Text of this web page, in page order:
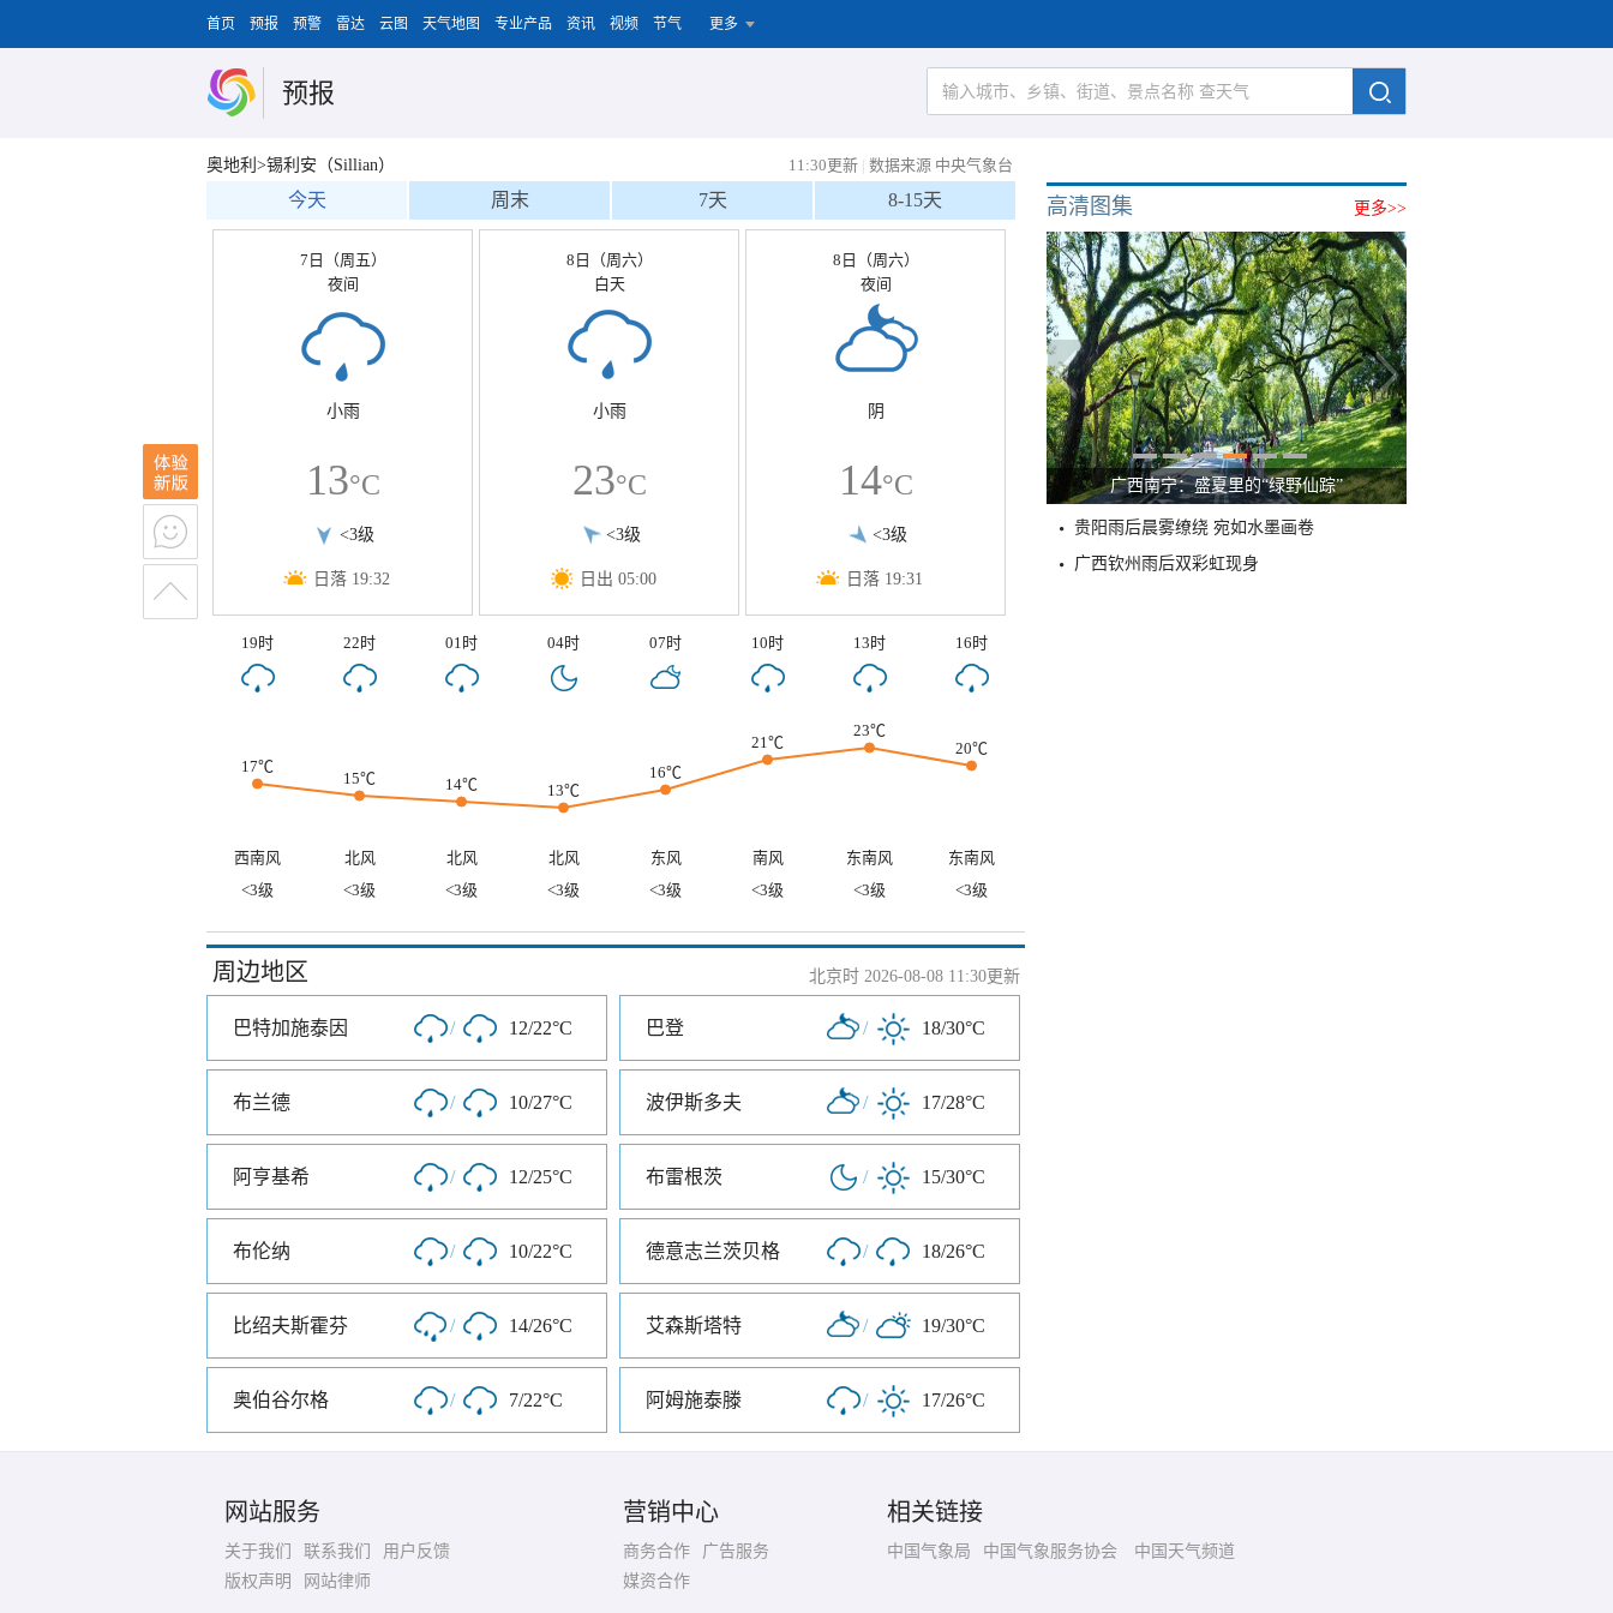
首页 预报 预警 雷达 云图 天气地图 专业产品 资讯 视频 节气 更多
预报
奥地利>锡利安（Sillian） 11:30更新 | 数据来源 中央气象台
今天 周末 7天 8-15天
7日（周五）
夜间
小雨
13°C
<3级
日落 19:32
8日（周六）
白天
小雨
23°C
<3级
日出 05:00
8日（周六）
夜间
阴
14°C
<3级
日落 19:31
19时 22时 01时 04时 07时 10时 13时 16时
17℃
15℃ 14℃ 13℃
16℃
21℃
23℃
20℃
西南风 北风 北风 北风 东风 南风 东南风
东南风
<3级
<3级 <3级 <3级 <3级 <3级 <3级 <3级
周边地区 北京时 2026-08-08 11:30更新
巴特加施泰因 / 12/22°C 巴登 / 18/30°C
布兰德 / 10/27°C 波伊斯多夫 / 17/28°C
阿亨基希 / 12/25°C 布雷根茨 / 15/30°C
布伦纳 / 10/22°C 德意志兰茨贝格 / 18/26°C
比绍夫斯霍芬 / 14/26°C 艾森斯塔特 / 19/30°C
奥伯谷尔格 / 7/22°C 阿姆施泰滕 / 17/26°C
更多>>
高清图集
广西南宁：盛夏里的“绿野仙踪”
贵阳雨后晨雾缭绕 宛如水墨画卷
广西钦州雨后双彩虹现身
网站服务
关于我们 联系我们
用户反馈
版权声明
网站律师
营销中心
商务合作
广告服务
媒资合作
相关链接
中国气象局 中国气象服务协会 中国天气频道